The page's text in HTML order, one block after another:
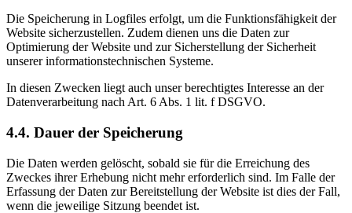
Die Speicherung in Logfiles erfolgt, um die Funktionsfähigkeit der
Website sicherzustellen. Zudem dienen uns die Daten zur
Optimierung der Website und zur Sicherstellung der Sicherheit
unserer informationstechnischen Systeme.
In diesen Zwecken liegt auch unser berechtigtes Interesse an der
Datenverarbeitung nach Art. 6 Abs. 1 lit. f DSGVO.
4.4. Dauer der Speicherung
Die Daten werden gelöscht, sobald sie für die Erreichung des
Zweckes ihrer Erhebung nicht mehr erforderlich sind. Im Falle der
Erfassung der Daten zur Bereitstellung der Website ist dies der Fall,
wenn die jeweilige Sitzung beendet ist.